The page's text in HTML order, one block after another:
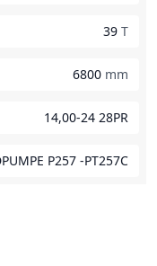
39 T
6800 mm
14,00-24 28PR
P257 -PT257C